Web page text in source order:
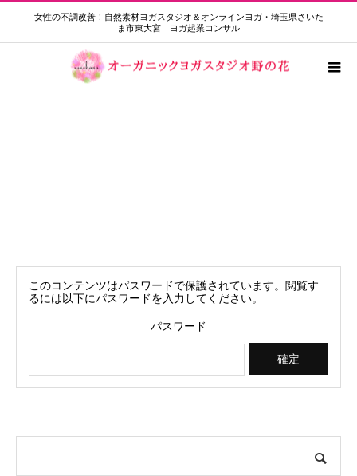
女性の不調改善！自然素材ヨガスタジオ＆オンラインヨガ・埼玉県さいた
ま市東大宮 ヨガ起業コンサル
このコンテンツはパスワードで保護されています。閲覧す
るには以下にパスワードを入力してください。
パスワード